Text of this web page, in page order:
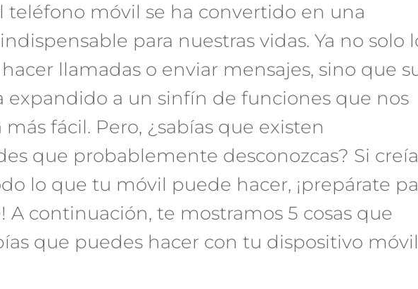
teléfono móvil se ha convertido en una
para nuestras vidas. Ya no solo
llamadas o enviar mensajes, sino que
expandido a un sinfín de funciones que nos
fácil. Pero, ¿sabías que existen
que probablemente desconozcas? Si
lo que tu móvil puede hacer, ¡prepárate
A continuación, te mostramos 5 cosas que
que puedes hacer con tu dispositivo